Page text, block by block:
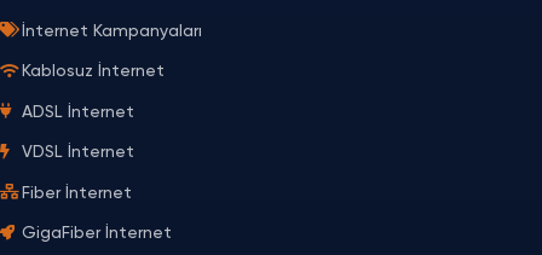
İnternet Kampanyaları
Kablosuz İnternet
ADSL İnternet
VDSL İnternet
Fiber İnternet
GigaFiber İnternet